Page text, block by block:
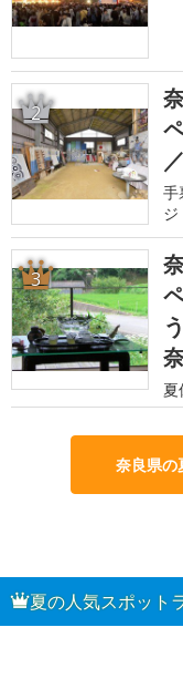
2
手
ジ
3
奈良県の
夏の人気スポット